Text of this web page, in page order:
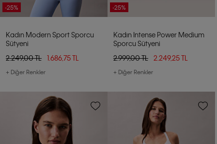
-25%
Kadın Modern Sport Sporcu
Sütyeni
2.249,00 TL
1.686,75 TL
+ Diğer Renkler
-25%
Kadın Intense Power Medium
Sporcu Sütyeni
2.999,00 TL
2.249,25 TL
+ Diğer Renkler